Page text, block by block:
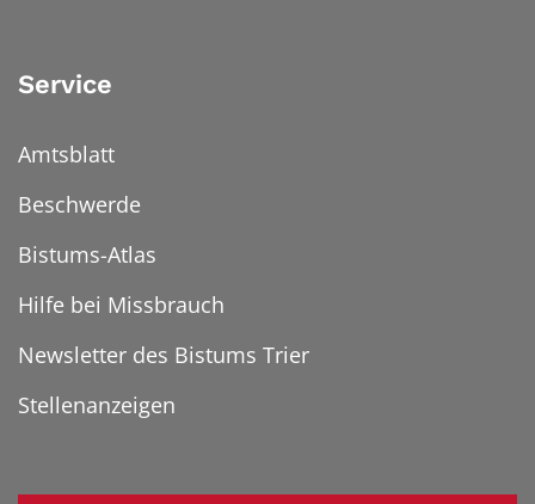
Service
Amtsblatt
Beschwerde
Bistums-Atlas
Hilfe bei Missbrauch
Newsletter des Bistums Trier
Stellenanzeigen